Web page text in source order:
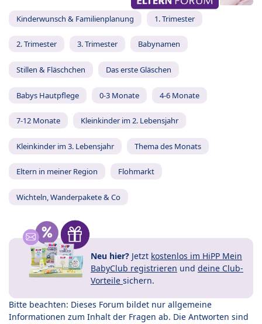
Kinderwunsch & Familienplanung 1. Trimester
2. Trimester 3. Trimester Babynamen
Stillen & Fläschchen Das erste Gläschen
Babys Hautpflege 0-3 Monate 4-6 Monate
7-12 Monate Kleinkinder im 2. Lebensjahr
Kleinkinder im 3. Lebensjahr Thema des Monats
Eltern in meiner Region Flohmarkt
Wichteln, Wanderpakete & Co
Neu hier? Jetzt kostenlos im HiPP Mein
BabyClub registrieren und deine Club-
Vorteile sichern.
Bitte beachten: Dieses Forum bildet nur allgemeine
Informationen zum Inhalt der Fragen ab. Die Antworten sind